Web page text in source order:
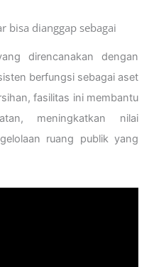
bisa dianggap sebagai
direncanakan dengan
berfungsi sebagai aset
fasilitas ini membantu
meningkatkan nilai
ruang publik yang